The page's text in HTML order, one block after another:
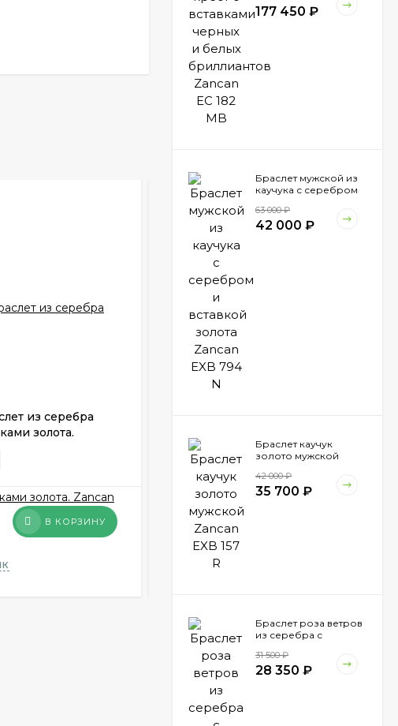
из серебра
золота.
В КОРЗИНУ
Zancan EXB 291 R-N
В НАЛИЧИИ
65 350
КУПИТЬ В 1 КЛИК
177 450 ₽
Браслет мужской из
каучука с серебром
Zancan EXB 794 N
63 000₽
42 000 ₽
Браслет каучук
золото мужской
42 000₽
35 700 ₽
Браслет роза ветров
из серебра с
Zancan EXB 865 N
31 500₽
28 350 ₽